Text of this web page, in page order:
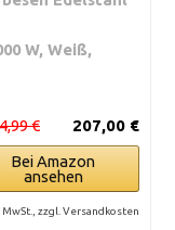
W, Weiß,
207,00 €
€
Bei Amazon
ansehen
MwSt., zzgl. Versandkosten